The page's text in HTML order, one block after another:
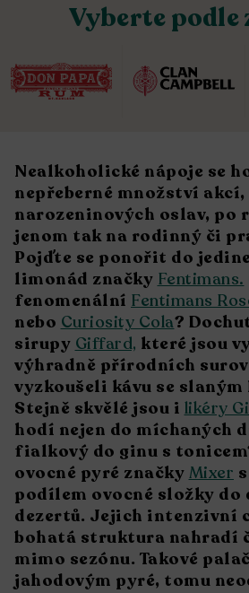
Vyberte podle
Nealkoholické nápoje se
nepřeberné množství akcí,
narozeninových oslav, po
jenom tak na rodinný či
Pojďte se ponořit do
limonád značky Fentimans.
fenomenální Fentimans
nebo Curiosity Cola?
sirupy Giffard, které jsou
výhradně přírodních
vyzkoušeli kávu se slaným
Stejně skvělé jsou i likéry
hodí nejen do míchaných
fialkový do ginu s
ovocné pyré značky Mixer
podílem ovocné složky do
dezertů. Jejich intenzivní
bohatá struktura nahradí
mimo sezónu. Takové
jahodovým pyré, tomu